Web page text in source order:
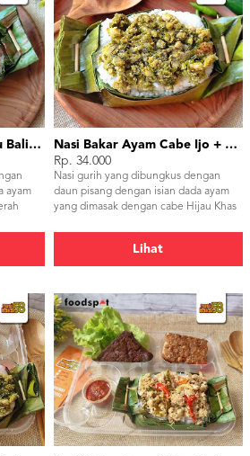
Nasi Bakar Ayam Bumbu Bali + Kerupuk
ayam
Nasi Bakar Ayam Cabe Ijo + Kerupuk
Rp. 34.000
Nasi gurih yang dibungkus dengan
daun pisang dengan isian dada ayam
yang dimasak dengan cabe Hijau Khas
Lihat